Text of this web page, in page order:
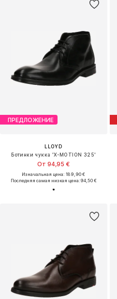
ПРЕДЛОЖЕНИЕ
LLOYD
Ботинки чукка 'X-MOTION 325'
От 94,95 €
Изначальная цена: 189,90 €
Последняя самая низкая цена:94,50 €